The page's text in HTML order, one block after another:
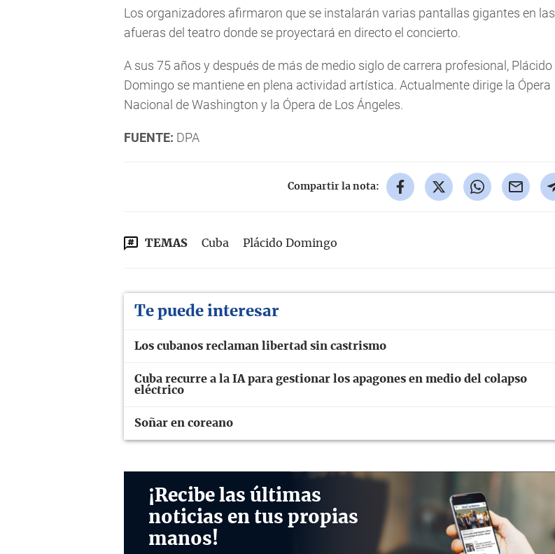
Los organizadores afirmaron que se instalarán varias pantallas gigantes en las
afueras del teatro donde se proyectará en directo el concierto.
A sus 75 años y después de más de medio siglo de carrera profesional, Plácido
Domingo se mantiene en plena actividad artística. Actualmente dirige la Ópera
Nacional de Washington y la Ópera de Los Ángeles.
FUENTE: DPA
Compartir la nota:
TEMAS Cuba Plácido Domingo
Te puede interesar
Los cubanos reclaman libertad sin castrismo
Cuba recurre a la IA para gestionar los apagones en medio del colapso
eléctrico
Soñar en coreano
¡Recibe las últimas
noticias en tus propias
manos!